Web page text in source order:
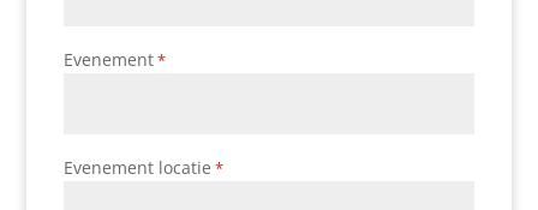
Evenement*
Evenement locatie *